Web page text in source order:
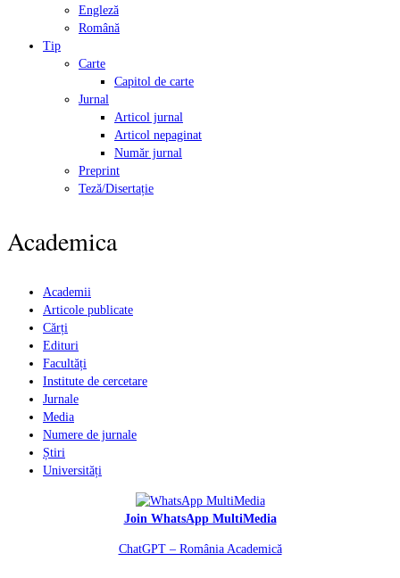
Engleză
Română
Tip
Carte
Capitol de carte
Jurnal
Articol jurnal
Articol nepaginat
Număr jurnal
Preprint
Teză/Disertație
Academica
Academii
Articole publicate
Cărți
Edituri
Facultăți
Institute de cercetare
Jurnale
Media
Numere de jurnale
Știri
Universități
Join WhatsApp MultiMedia
ChatGPT – România Academică